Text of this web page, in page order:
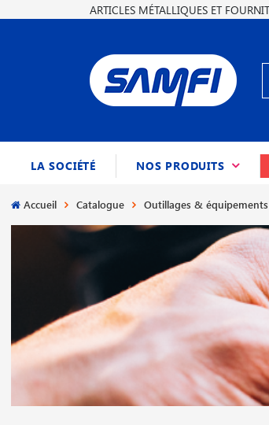
ARTICLES MÉTALLIQUES ET
LA SOCIÉTÉ NOS PRODUITS
Accueil Catalogue Outillages & équipements